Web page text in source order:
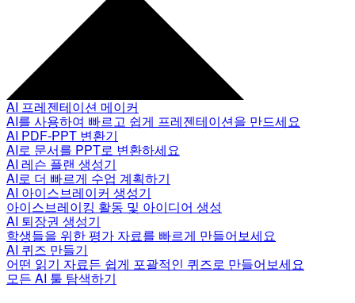
AI 프레젠테이션 메이커
AI를 사용하여 빠르고 쉽게 프레젠테이션을 만드세요
AI PDF-PPT 변환기
AI로 문서를 PPT로 변환하세요
AI 레슨 플랜 생성기
AI로 더 빠르게 수업 계획하기
AI 아이스브레이커 생성기
아이스브레이킹 활동 및 아이디어 생성
AI 퇴장권 생성기
학생들을 위한 평가 자료를 빠르게 만들어보세요
AI 퀴즈 만들기
어떤 읽기 자료든 쉽게 포괄적인 퀴즈로 만들어보세요
모든 AI 툴 탐색하기